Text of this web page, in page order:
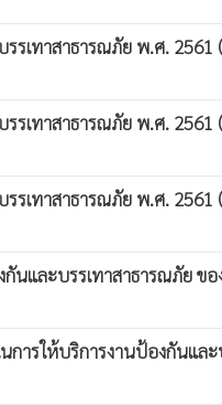
รเทาสาธารณภัย พ.ศ. 2561
รเทาสาธารณภัย พ.ศ.
รเทาสาธารณภัย พ.ศ. 2561
นและบรรเทาสาธารณภัย
การให้บริการงานป้องกันแ